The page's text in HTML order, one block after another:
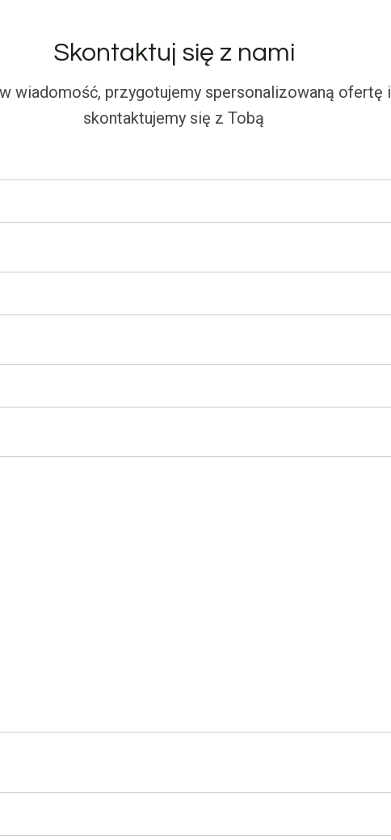
Skontaktuj się z nami
wiadomość, przygotujemy spersonalizowaną ofertę i
skontaktujemy się z Tobą